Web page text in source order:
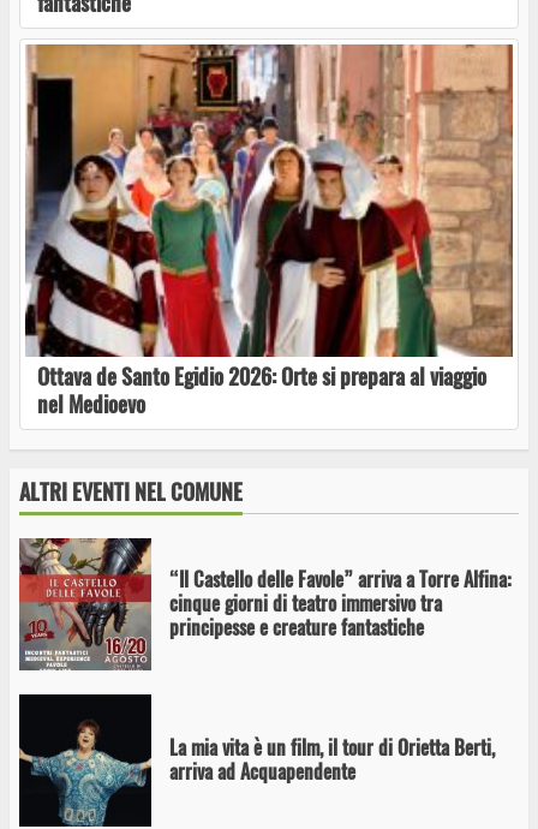
Ottava de Santo Egidio 2026: Orte si prepara al viaggio
nel Medioevo
ALTRI EVENTI NEL COMUNE
Bioblitz dedicato alle farfalle al Museo
Naturalistico del Fiore
Al Museo del Fiore l’ultimo appuntamento di
“Tra terra e cielo”: una serata dedicata ai
pipistrelli
Accoglienza vittime violenza domestica, ad
“Il Castello delle Favole” arriva a Torre Alfina:
cinque giorni di teatro immersivo tra
principesse e creature fantastiche
La mia vita è un film, il tour di Orietta Berti,
arriva ad Acquapendente